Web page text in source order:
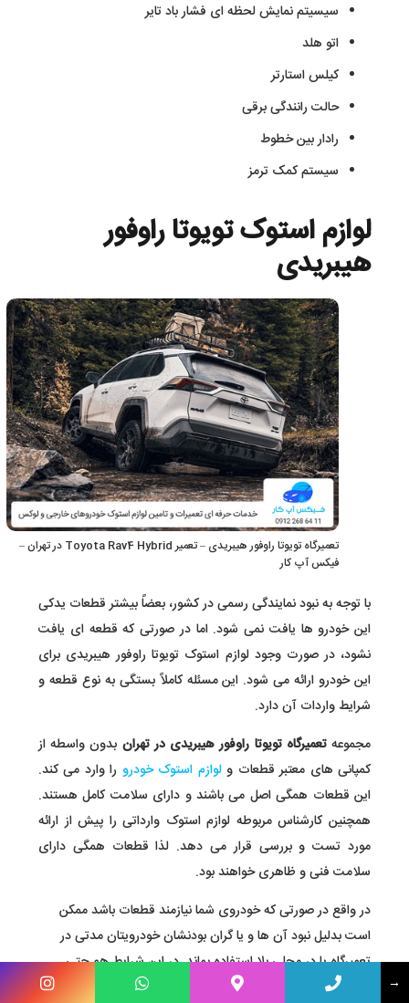
سیسیتم نمایش لحظه‌ ای فشار باد تایر
اتو هلد
کیلس استارتر
حالت رانندگی برقی
رادار بین خطوط
سیستم کمک ترمز
لوازم استوک تویوتا راوفور
هیبریدی
تعمیرگاه تویوتا راوفور هیبریدی – تعمیر Toyota Rav4 Hybrid در تهران –
فیکس آپ کار
با توجه به نبود نمایندگی رسمی در کشور، بعضاً بیشتر قطعات یدکی
این خودرو ها یافت نمی شود. اما در صورتی که قطعه ای یافت
نشود، در صورت وجود لوازم استوک تویوتا راوفور هیبریدی برای
این خودرو ارائه می شود. این مسئله کاملاً بستگی به نوع قطعه و
شرایط واردات آن دارد.
مجموعهتعمیرگاه تویوتا راوفور هیبریدی در تهران بدون واسطه از
کمپانی های معتبر قطعات ولوازم استوک خودرو را وارد می کند.
این قطعات همگی اصل می باشند و دارای سلامت کامل هستند.
همچنین کارشناس مربوطه لوازم استوک وارداتی را پیش از ارائه
مورد تست و بررسی قرار می دهد. لذا قطعات همگی دارای
سلامت فنی و ظاهری خواهند بود.
در واقع در صورتی که خودروی شما نیازمند قطعات باشد ممکن
است بدلیل نبود آن ها و یا گران بودنشان خودرویتان مدتی در
تعمیرگاه یا در محلی بلا استفاده بماند. در این شرایط هم حتی
بهترین گزینه ها استفاده از لوازم استوک تویوتا راوفور هیبریدی می
→